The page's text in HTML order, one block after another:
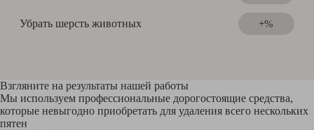
Убрать шерсть животных +%
Взгляните на результаты нашей работы
Мы используем профессиональные дорогостоящие средства,
которые невыгодно приобретать для удаления всего нескольких
пятен